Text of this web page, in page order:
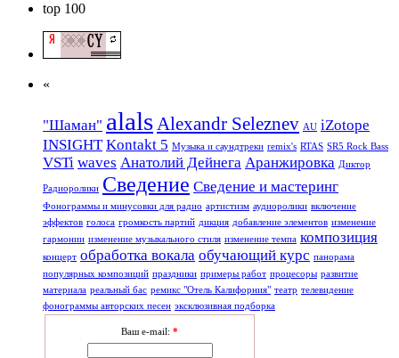
top 100
«
"Шаман" alalsAlexandr Seleznev AU iZotope
INSIGHT Kontakt 5 Mузыкa и саундтреки remix's RTAS SR5 Rock Bass
VSTi waves Анатолий Дейнега Аранжировка Диктор
Радиоролики Сведение Сведение и мастеринг
Фонограммы и минусовки для радио артистизм аудиоролики включение
эффектов голоса громкость партий дикция добавление элементов изменение
гармонии изменение музыкального стиля изменение темпа композиция
концерт обработка вокала обучающий курс панорама
популярных композиций праздники примеры работ процесоры развитие
материала реальный бас ремикс "Отель Калифорния" театр телевидение
фонограммы авторских песен эксклюзивная подборка
Ваш e-mail: *